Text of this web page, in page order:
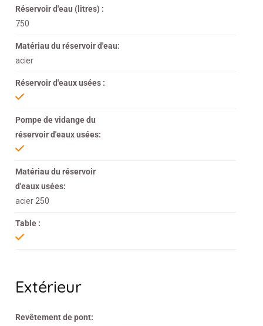
Réservoir d'eau (litres) :
750
Matériau du réservoir d'eau:
acier
Réservoir d'eaux usées :
Pompe de vidange du
réservoir d'eaux usées:
Matériau du réservoir
d'eaux usées:
acier 250
Table :
Extérieur
Revêtement de pont: